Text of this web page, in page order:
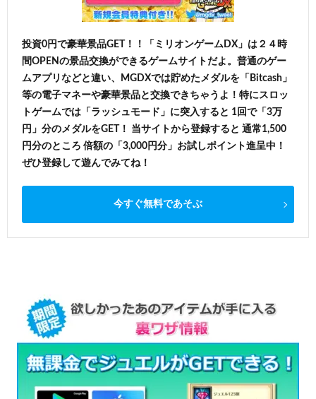
投資0円で豪華景品GET！！「ミリオンゲームDX」は２４時
間OPENの景品交換ができるゲームサイトだよ。普通のゲー
ムアプリなどと違い、MGDXでは貯めたメダルを「Bitcash」
等の電子マネーや豪華景品と交換できちゃうよ！特にスロッ
トゲームでは「ラッシュモード」に突入すると 1回で「3万
円」分のメダルをGET！ 当サイトから登録すると 通常1,500
円分のところ 倍額の「3,000円分」お試しポイント進呈中！
ぜひ登録して遊んでみてね！
今すぐ無料であそぶ